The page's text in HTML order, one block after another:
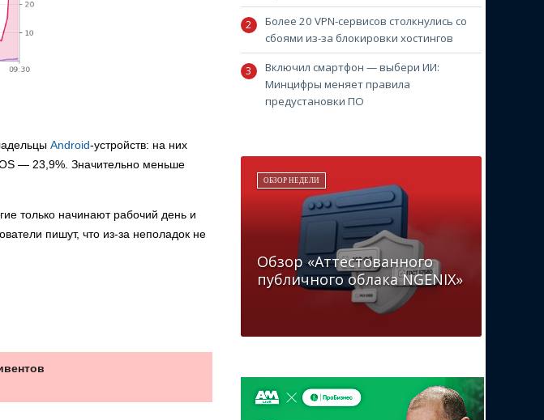
Android-устройств: на них
— 23,9%. Значительно меньше
только начинают рабочий день и
пишут, что из-за неполадок не
Более 20 VPN-сервисов столкнулись со
сбоями из-за блокировки хостингов
Включил смартфон — выбери ИИ:
Минцифры меняет правила
предустановки ПО
ОБЗОР НЕДЕЛИ
Обзор «Аттестованного
публичного облака NGENIX»